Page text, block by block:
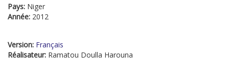
Pays: Niger
Année: 2012
Version: Français
Réalisateur: Ramatou Doulla Harouna